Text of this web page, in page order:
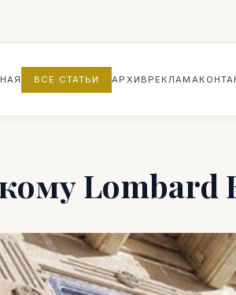
ВСЕ СТАТЬИ АРХИВ РЕКЛАМА
Lombard